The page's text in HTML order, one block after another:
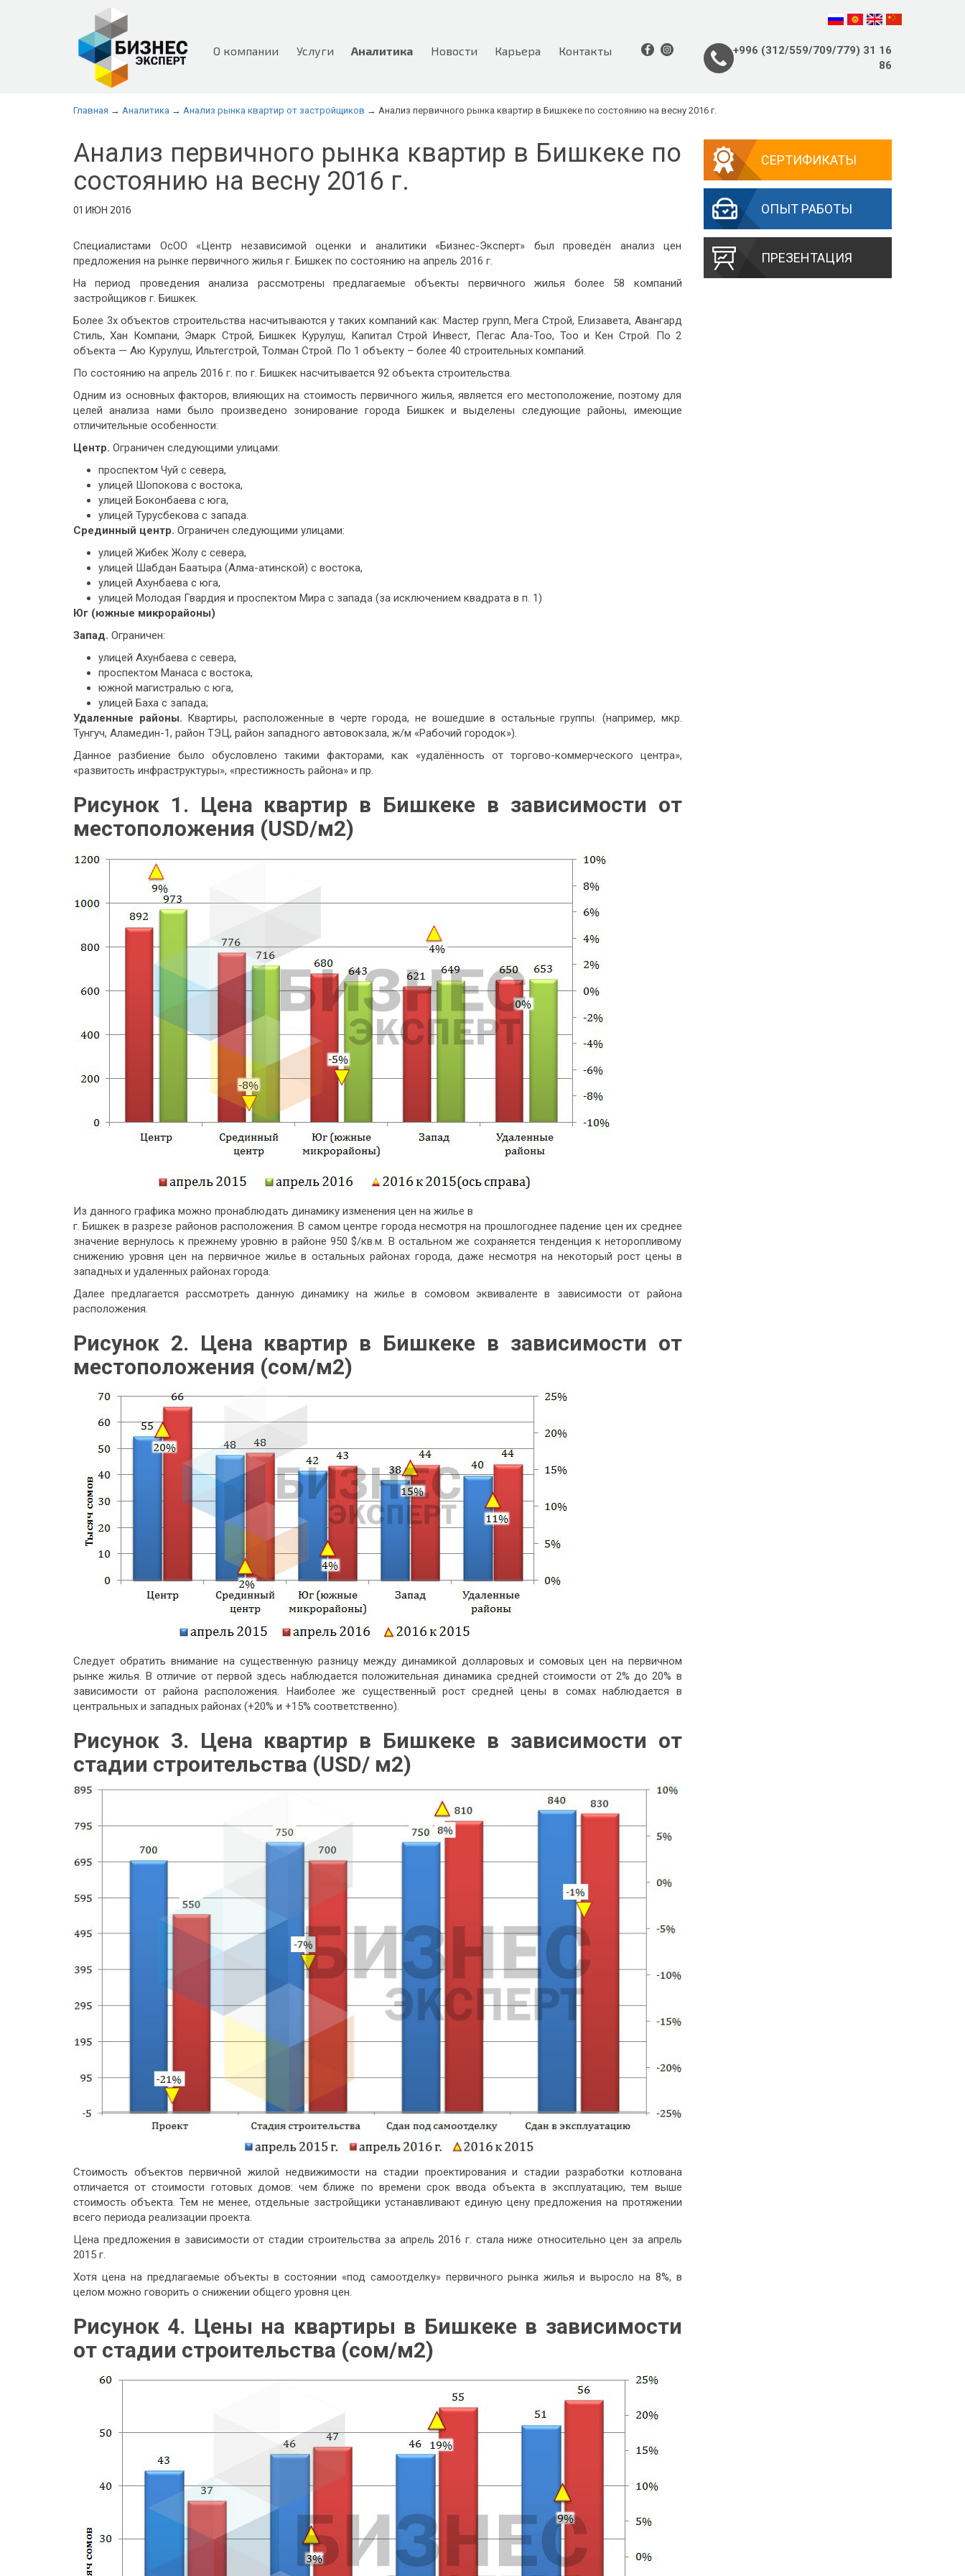
О компании Услуги Аналитика Новости Карьера Контакты
+996 (312/559/709/779) 31 16
86
Главная → Аналитика → Анализ рынка квартир от застройщиков → Анализ первичного рынка квартир в Бишкеке по состоянию на весну 2016 г.
Анализ первичного рынка квартир в Бишкеке по
состоянию на весну 2016 г.
01 ИЮН 2016
Специалистами ОсОО «Центр независимой оценки и аналитики «Бизнес-Эксперт» был проведён анализ цен
предложения на рынке первичного жилья г. Бишкек по состоянию на апрель 2016 г.
На период проведения анализа рассмотрены предлагаемые объекты первичного жилья более 58 компаний
застройщиков г. Бишкек.
Более 3х объектов строительства насчитываются у таких компаний как: Мастер групп, Мега Строй, Елизавета, Авангард
Стиль, Хан Компани, Эмарк Строй, Бишкек Курулуш, Капитал Строй Инвест, Пегас Ала-Тоо, Тоо и Кен Строй. По 2
объекта — Аю Курулуш, Ильтегстрой, Толман Строй. По 1 объекту – более 40 строительных компаний.
По состоянию на апрель 2016 г. по г. Бишкек насчитывается 92 объекта строительства.
Одним из основных факторов, влияющих на стоимость первичного жилья, является его местоположение, поэтому для
целей анализа нами было произведено зонирование города Бишкек и выделены следующие районы, имеющие
отличительные особенности:
Центр. Ограничен следующими улицами:
проспектом Чуй с севера,
улицей Шопокова с востока,
улицей Боконбаева с юга,
улицей Турусбекова с запада.
Срединный центр. Ограничен следующими улицами:
улицей Жибек Жолу с севера,
улицей Шабдан Баатыра (Алма-атинской) с востока,
улицей Ахунбаева с юга,
улицей Молодая Гвардия и проспектом Мира с запада (за исключением квадрата в п. 1)
Юг (южные микрорайоны)
Запад. Ограничен:
улицей Ахунбаева с севера,
проспектом Манаса с востока,
южной магистралью с юга,
улицей Баха с запада;
Удаленные районы.
Квартиры, расположенные в черте города, не вошедшие в остальные группы. (например, мкр.
Тунгуч, Аламедин-1, район ТЭЦ, район западного автовокзала, ж/м «Рабочий городок»).
Данное разбиение было обусловлено такими факторами, как «удалённость от торгово-коммерческого центра»,
«развитость инфраструктуры», «престижность района» и пр.
Рисунок 1. Цена квартир в Бишкеке в зависимости от
местоположения (USD/м2)
Из данного графика можно пронаблюдать динамику изменения цен на жилье в
г. Бишкек в разрезе районов расположения. В самом центре города несмотря на прошлогоднее падение цен их среднее
значение вернулось к прежнему уровню в районе 950 $/кв.м. В остальном же сохраняется тенденция к неторопливому
снижению уровня цен на первичное жилье в остальных районах города, даже несмотря на некоторый рост цены в
западных и удаленных районах города.
Далее предлагается рассмотреть данную динамику на жилье в сомовом эквиваленте в зависимости от района
расположения.
Рисунок 2. Цена квартир в Бишкеке в зависимости от
местоположения (сом/м2)
Следует обратить внимание на существенную разницу между динамикой долларовых и сомовых цен на первичном
рынке жилья. В отличие от первой здесь наблюдается положительная динамика средней стоимости от 2% до 20% в
зависимости от района расположения. Наиболее же существенный рост средней цены в сомах наблюдается в
центральных и западных районах (+20% и +15% соответственно).
Рисунок 3. Цена квартир в Бишкеке в зависимости от
стадии строительства (USD/ м2)
Стоимость объектов первичной жилой недвижимости на стадии проектирования и стадии разработки котлована
отличается от стоимости готовых домов: чем ближе по времени срок ввода объекта в эксплуатацию, тем выше
стоимость объекта. Тем не менее, отдельные застройщики устанавливают единую цену предложения на протяжении
всего периода реализации проекта.
Цена предложения в зависимости от стадии строительства за апрель 2016 г. стала ниже относительно цен за апрель
2015 г.
Хотя цена на предлагаемые объекты в состоянии «под самоотделку» первичного рынка жилья и выросло на 8%, в
целом можно говорить о снижении общего уровня цен.
Рисунок 4. Цены на квартиры в Бишкеке в зависимости
от стадии строительства (сом/м2)
СЕРТИФИКАТЫ
ОПЫТ РАБОТЫ
ПРЕЗЕНТАЦИЯ